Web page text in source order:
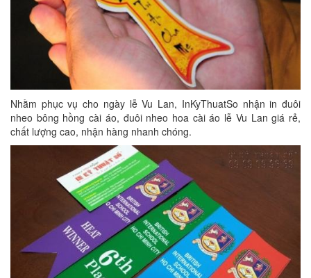
Nhằm phục vụ cho ngày lễ Vu Lan, InKyThuatSo nhận in đuôi
nheo bông hồng cài áo, đuôi nheo hoa cài áo lễ Vu Lan giá rẻ,
chất lượng cao, nhận hàng nhanh chóng.